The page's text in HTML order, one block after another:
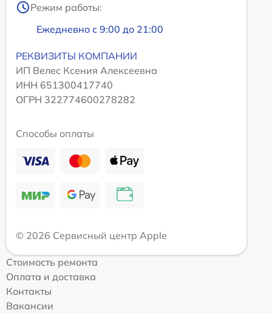
Режим работы:
Ежедневно с 9:00 до 21:00
РЕКВИЗИТЫ КОМПАНИИ
ИП Велес Ксения Алексеевна
ИНН 651300417740
ОГРН 322774600278282
Способы оплаты
© 2026 Сервисный центр Apple
Стоимость ремонта
Оплата и доставка
Контакты
Вакансии